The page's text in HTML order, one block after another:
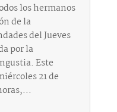
los hermanos
de la
del Jueves
por la
Este
21 de